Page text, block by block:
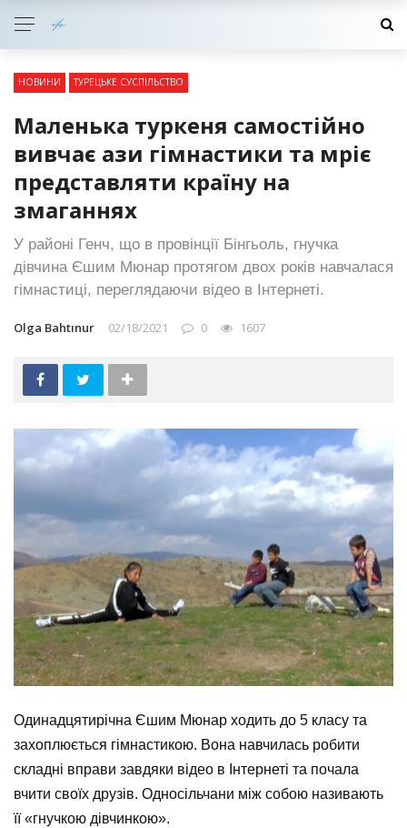
НОВИНИ ТУРЕЦЬКЕ СУСПІЛЬСТВО
Маленька туркеня самостійно
вивчає ази гімнастики та мріє
представляти країну на
змаганнях
У районі Генч, що в провінції Бінгьоль, гнучка
дівчина Єшим Мюнар протягом двох років навчалася
гімнастиці, переглядаючи відео в Інтернеті.
Olga Bahtınur 02/18/2021 0 1607
Одинадцятирічна Єшим Мюнар ходить до 5 класу та
захоплюється гімнастикою. Вона навчилась робити
складні вправи завдяки відео в Інтернеті та почала
вчити своїх друзів. Односільчани між собою називають
її «гнучкою дівчинкою».